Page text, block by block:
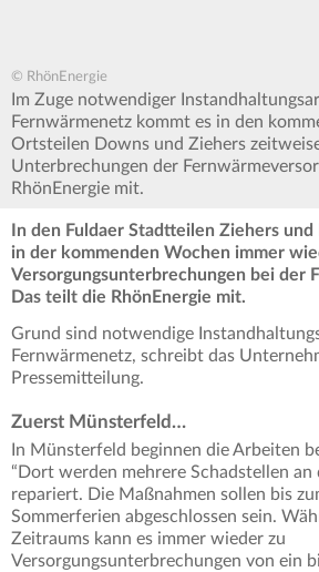
© RhönEnergie
Im Zuge notwendiger
Fernwärmenetz kommt es in den
Ortsteilen Downs und Ziehers
Unterbrechungen der
RhönEnergie mit.
In den Fuldaer Stadtteilen Ziehers
in der kommenden Wochen immer
Versorgungsunterbrechungen bei der
Das teilt die RhönEnergie mit.
Grund sind notwendige
Fernwärmenetz, schreibt das
Pressemitteilung.
Zuerst Münsterfeld…
In Münsterfeld beginnen die Arbeiten
“Dort werden mehrere Schadstellen an
repariert. Die Maßnahmen sollen bis
Sommerferien abgeschlossen sein.
Zeitraums kann es immer wieder zu
Versorgungsunterbrechungen von ein